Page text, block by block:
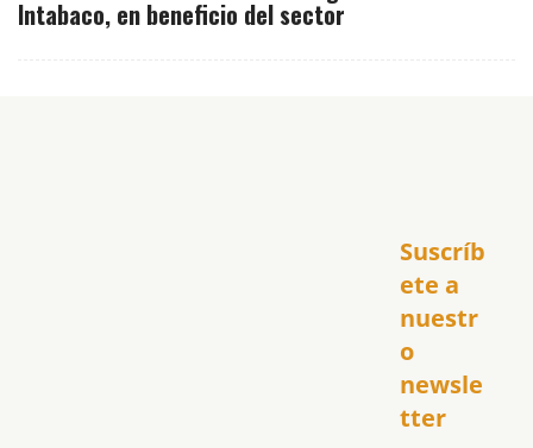
Intabaco, en beneficio del sector
Suscríb
ete a
nuestr
o
newsle
tter